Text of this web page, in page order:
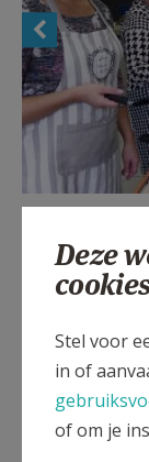
Sint-
Deze
Stel voor
in of
of om je